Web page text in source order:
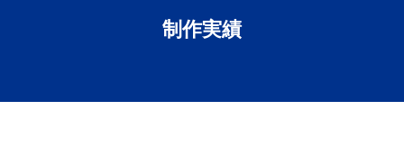
制作実績